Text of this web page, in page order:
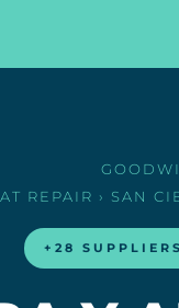
REPAIR › SAN
+28